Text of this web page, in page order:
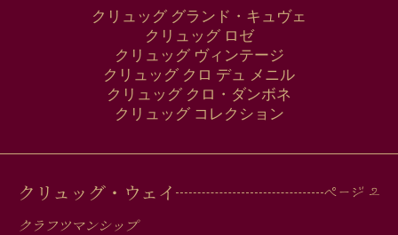
クリュッグ グランド・キュヴェ
クリュッグ ロゼ
クリュッグ ヴィンテージ
クリュッグ クロ デュ メニル
クリュッグ クロ・ダンボネ
クリュッグ コレクション
MAIN
クリュッグ・ウェイ
クラフツマンシップ